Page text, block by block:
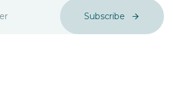
Subscribe